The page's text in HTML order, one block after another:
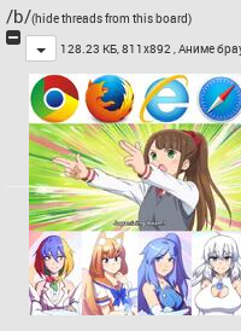
/b/(hide threads from this board)
Toggle
128.23 КБ, 811x892 ,Аниме